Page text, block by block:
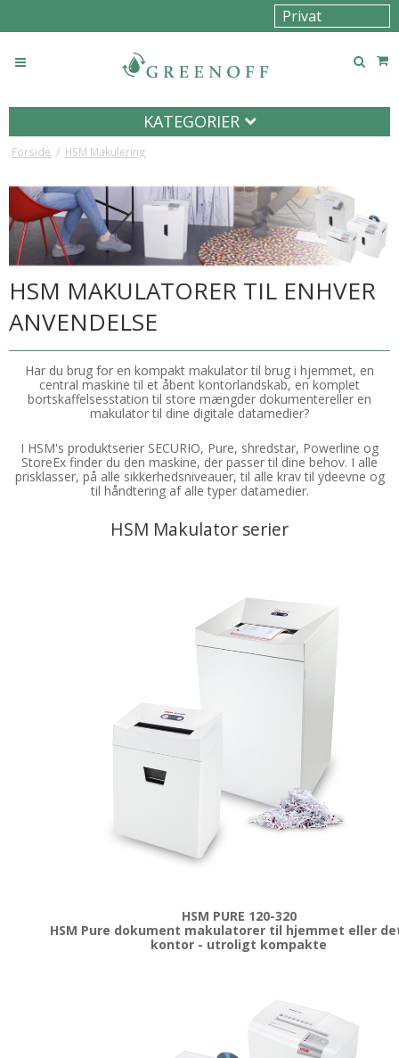
KATEGORIER
Forside / HSM Makulering
HSM MAKULATORER TIL ENHVER
ANVENDELSE
Har du brug for en kompakt makulator til brug i hjemmet, en
central maskine til et åbent kontorlandskab, en komplet
bortskaffelsesstation til store mængder dokumentereller en
makulator til dine digitale datamedier?
I HSM's produktserier SECURIO, Pure, shredstar, Powerline og
StoreEx finder du den maskine, der passer til dine behov. I alle
prisklasser, på alle sikkerhedsniveauer, til alle krav til ydeevne og
til håndtering af alle typer datamedier.
HSM Makulator serier
HSM PURE 120-320
HSM Pure dokument makulatorer til hjemmet eller
kontor - utroligt kompakte